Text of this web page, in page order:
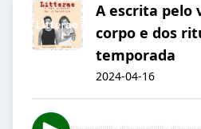
A escrita pelo
corpo e dos
temporada
2024-04-16